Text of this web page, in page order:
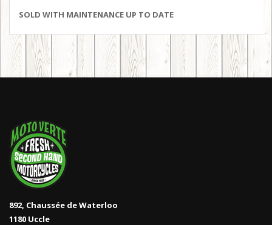
SOLD WITH MAINTENANCE UP TO DATE
892, Chaussée de Waterloo
1180 Uccle